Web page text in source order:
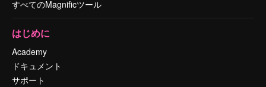
すべてのMagnificツール
はじめに
Academy
ドキュメント
サポート